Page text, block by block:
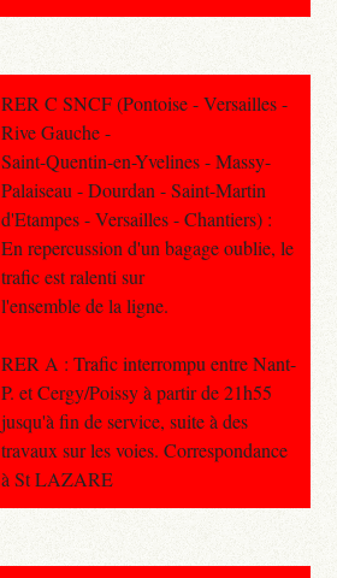
RER C SNCF (Pontoise - Versailles -
Rive Gauche -
Saint-Quentin-en-Yvelines - Massy-
Palaiseau - Dourdan - Saint-Martin
d'Etampes - Versailles - Chantiers) :
En repercussion d'un bagage oublie, le
trafic est ralenti sur
l'ensemble de la ligne.
RER A : Trafic interrompu entre Nant-
P. et Cergy/Poissy à partir de 21h55
jusqu'à fin de service, suite à des
travaux sur les voies. Correspondance
à St LAZARE